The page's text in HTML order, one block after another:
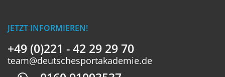
JETZT INFORMIEREN!
+49 (0)221 - 42 29 29 70
team@deutschesportakademie.de